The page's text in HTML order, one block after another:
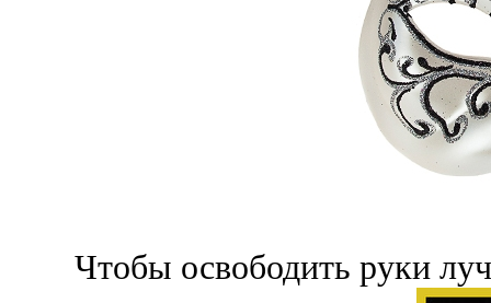
Чтобы освободить руки